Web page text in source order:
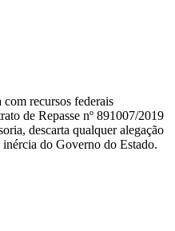
com recursos federais
de Repasse nº 891007/2019
descarta qualquer alegação
do Governo do Estado.